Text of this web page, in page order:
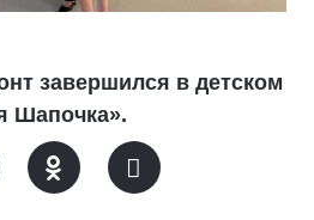
завершился в детском
Шапочка».